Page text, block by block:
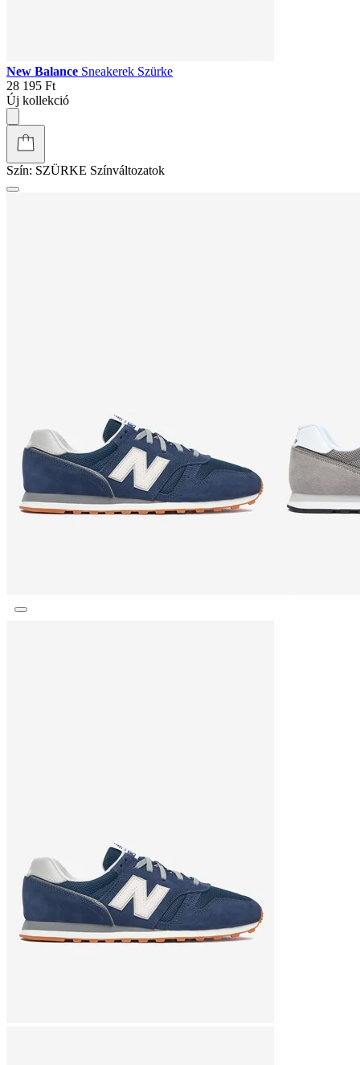
New Balance Sneakerek Szürke
28 195 Ft
Új kollekció
Szín: SZÜRKE Színváltozatok